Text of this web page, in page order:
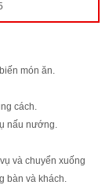
món ăn.
cách.
nấu nướng.
và chuyển xuống
bàn và khách.